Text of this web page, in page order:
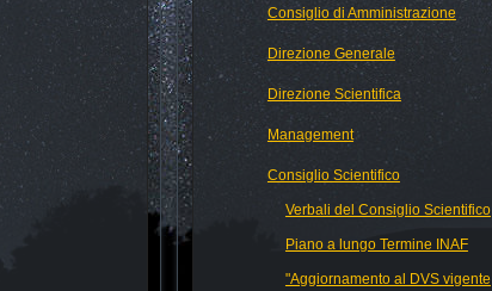
Consiglio di Amministrazione
Direzione Generale
Direzione Scientifica
Management
Consiglio Scientifico
Verbali del Consiglio Scientifico
Piano a lungo Termine INAF
"Aggiornamento al DVS vigente